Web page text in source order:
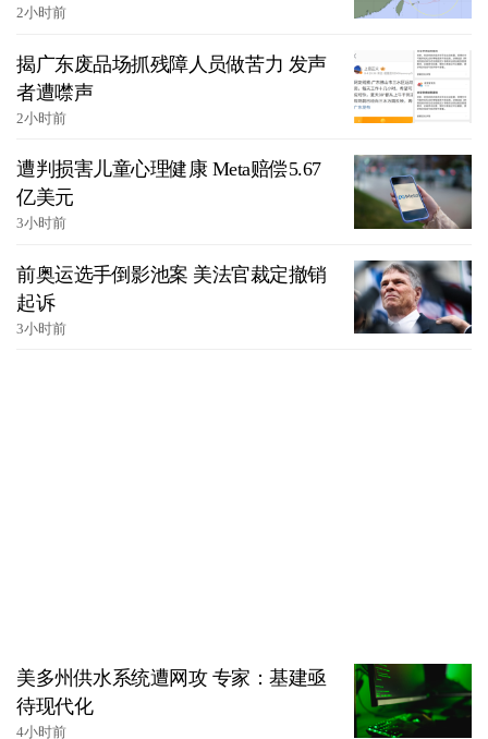
2小时前
揭广东废品场抓残障人员做苦力 发声
者遭噤声
2小时前
遭判损害儿童心理健康 Meta赔偿5.67
亿美元
3小时前
前奥运选手倒影池案 美法官裁定撤销
起诉
3小时前
美多州供水系统遭网攻 专家：基建亟
待现代化
4小时前